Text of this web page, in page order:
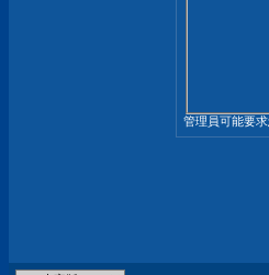
管理員可能要